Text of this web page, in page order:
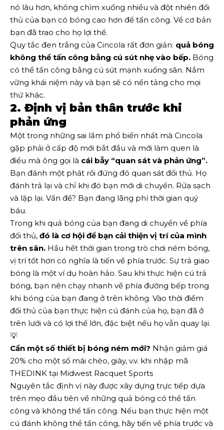
nó lâu hơn, không chìm xuống nhiều và đột nhiên đối
thủ của bạn có bóng cao hơn để tấn công. Về cơ bản
bạn đã trao cho họ lợi thế.
Quy tắc đen trắng của Cincola rất đơn giản: quả bóng
không thể tấn công bằng cú sút nhẹ vào bếp. Bóng
có thể tấn công bằng cú sút mạnh xuống sân. Nắm
vững khái niệm này và bạn sẽ có nền tảng cho mọi
thứ khác.
2. Định vị bản thân trước khi
phản ứng
Một trong những sai lầm phổ biến nhất mà Cincola
gặp phải ở cấp độ mới bắt đầu và mới làm quen là
điều mà ông gọi là cái bẫy “quan sát và phản ứng”.
Bạn đánh một phát rồi đứng đó quan sát đối thủ. Họ
đánh trả lại và chỉ khi đó bạn mới di chuyển. Rửa sạch
và lặp lại. Vấn đề? Bạn đang lãng phí thời gian quý
báu.
Trong khi quả bóng của bạn đang di chuyển về phía
đối thủ, đó là cơ hội để bạn cải thiện vị trí của mình
trên sân. Hầu hết thời gian trong trò chơi ném bóng,
vị trí tốt hơn có nghĩa là tiến về phía trước. Sự trả giao
bóng là một ví dụ hoàn hảo. Sau khi thực hiện cú trả
bóng, bạn nên chạy nhanh về phía đường bếp trong
khi bóng của bạn đang ở trên không. Vào thời điểm
đối thủ của bạn thực hiện cú đánh của họ, bạn đã ở
trên lưới và có lợi thế lớn, đặc biệt nếu họ vẫn quay lại.
💡
Cần một số thiết bị bóng ném mới? Nhận giảm giá
20% cho một số mái chèo, giày, v.v. khi nhập mã
THEDINK tại Midwest Racquet Sports
Nguyên tắc định vị này được xây dựng trực tiếp dựa
trên mẹo đầu tiên về những quả bóng có thể tấn
công và không thể tấn công. Nếu bạn thực hiện một
cú đánh không thể tấn công, hãy tiến về phía trước và